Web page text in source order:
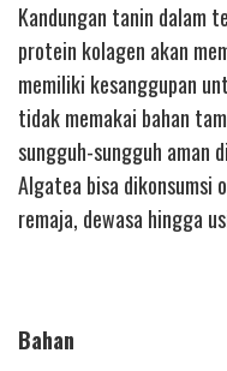
Kandungan tanin dalam
protein kolagen akan
memiliki kesanggupan
tidak memakai bahan
sungguh-sungguh aman
Algatea bisa dikonsumsi
remaja, dewasa hingga
Bahan